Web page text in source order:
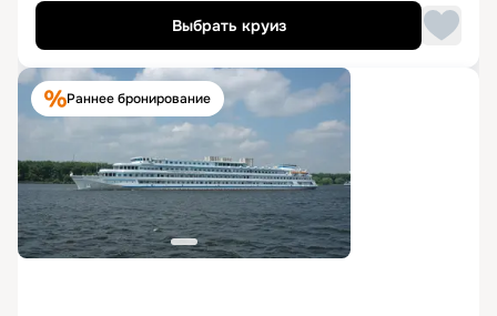
Выбрать круиз
Раннее бронирование